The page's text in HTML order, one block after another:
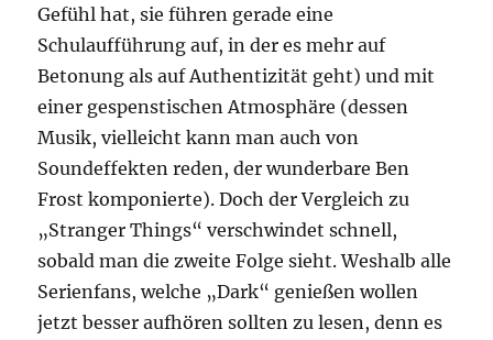
Gefühl hat, sie führen gerade eine
Schulaufführung auf, in der es mehr auf
Betonung als auf Authentizität geht) und mit
einer gespenstischen Atmosphäre (dessen
Musik, vielleicht kann man auch von
Soundeffekten reden, der wunderbare Ben
Frost komponierte). Doch der Vergleich zu
„Stranger Things“ verschwindet schnell,
sobald man die zweite Folge sieht. Weshalb alle
Serienfans, welche „Dark“ genießen wollen
jetzt besser aufhören sollten zu lesen, denn es